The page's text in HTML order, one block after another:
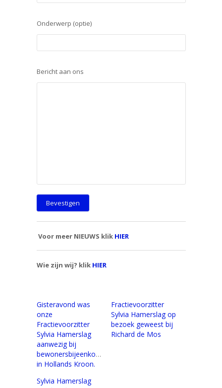
Onderwerp (optie)
Bericht aan ons
Voor meer NIEUWS klik HIER
Wie zijn wij? klik HIER
Gisteravond was
onze
Fractievoorzitter
Sylvia Hamerslag
aanwezig bij
bewonersbijeenkomst
in Hollands Kroon.
Fractievoorzitter
Sylvia Hamerslag op
bezoek geweest bij
Richard de Mos
Sylvia Hamerslag